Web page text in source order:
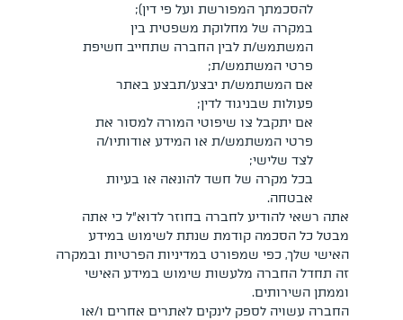
להסכמתך המפורשת ועל פי דין);
במקרה של מחלוקת משפטית בין
המשתמש/ת לבין החברה שתחייב חשיפת
פרטי המשתמש/ת;
אם המשתמש/ת יבצע/תבצע באתר
פעולות שבניגוד לדין;
אם יתקבל צו שיפוטי המורה למסור את
פרטי המשתמש/ת או המידע אודותיו/ה
לצד שלישי;
בכל מקרה של חשד להונאה או בעיות
אבטחה.
אתה רשאי להודיע לחברה בחוזר לדוא”ל כי אתה
מבטל כל הסכמה קודמת שנתת לשימוש במידע
האישי שלך, כפי שמפורט במדיניות הפרטיות ובמקרה
זה תחדל החברה מלעשות שימוש במידע האישי
וממתן השירותים.
החברה עשויה לספק לינקים לאתרים אחרים ו/או